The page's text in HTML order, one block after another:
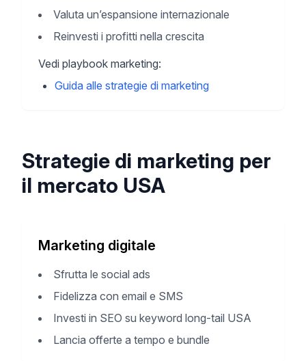
Valuta un’espansione internazionale
Reinvesti i profitti nella crescita
Vedi playbook marketing:
Guida alle strategie di marketing
Strategie di marketing per
il mercato USA
Marketing digitale
Sfrutta le social ads
Fidelizza con email e SMS
Investi in SEO su keyword long-tail USA
Lancia offerte a tempo e bundle